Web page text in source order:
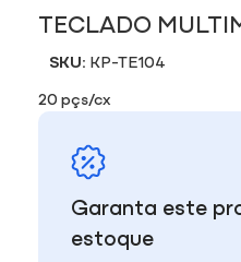
TECLADO
SKU: KP-TE104
20 pçs/cx
Garanta este
estoque